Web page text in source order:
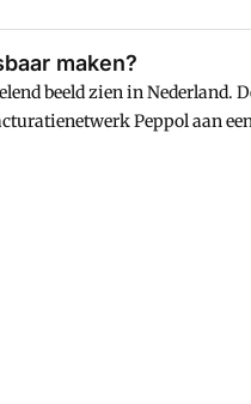
maken?
beeld zien in Nederland.
Peppol aan